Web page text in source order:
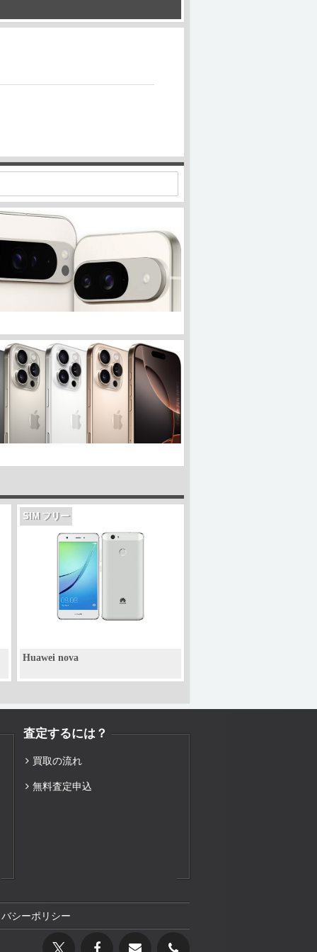
SIM フリー
Huawei nova
査定するには？
買取の流れ
無料査定申込
シーポリシー